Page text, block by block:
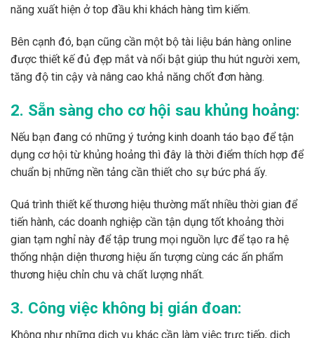
năng xuất hiện ở top đầu khi khách hàng tìm kiếm.
Bên cạnh đó, bạn cũng cần một bộ tài liệu bán hàng online
được thiết kế đủ đẹp mắt và nổi bật giúp thu hút người xem,
tăng độ tin cậy và nâng cao khả năng chốt đơn hàng.
2. Sẵn sàng cho cơ hội sau khủng hoảng:
Nếu bạn đang có những ý tưởng kinh doanh táo bạo để tận
dụng cơ hội từ khủng hoảng thì đây là thời điểm thích hợp để
chuẩn bị những nền tảng cần thiết cho sự bức phá ấy.
Quá trình thiết kế thương hiệu thường mất nhiều thời gian để
tiến hành, các doanh nghiệp cần tận dụng tốt khoảng thời
gian tạm nghỉ này để tập trung mọi nguồn lực để tạo ra hệ
thống nhận diện thương hiệu ấn tượng cùng các ấn phẩm
thương hiệu chỉn chu và chất lượng nhất.
3. Công việc không bị gián đoan:
Không như những dịch vụ khác cần làm việc trực tiếp, dịch